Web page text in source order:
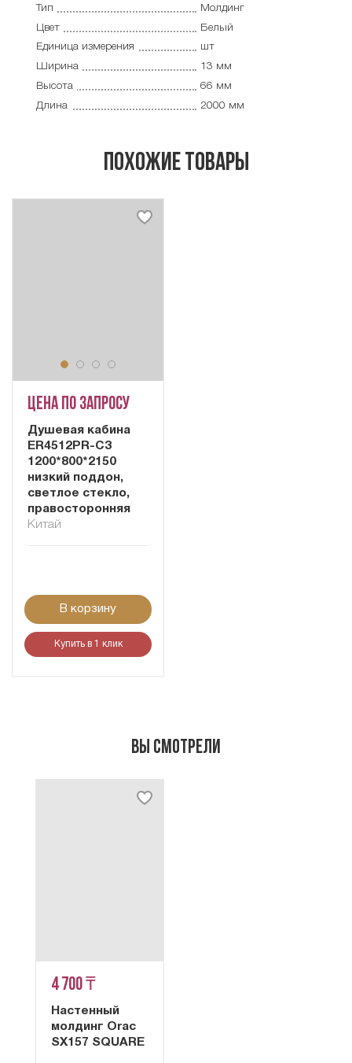
Тип
Молдинг
Цвет
Белый
Единица измерения
шт
Ширина
13 мм
Высота
66 мм
Длина
2000 мм
похожие товары
Цена по запросу
Душевая кабина
ER4512PR-C3
1200*800*2150
низкий поддон,
светлое стекло,
правосторонняя
Китай
В корзину
Купить в 1 клик
Вы смотрели
4 700 ₸
Настенный
молдинг Orac
SX157 SQUARE